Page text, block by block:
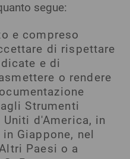
segue:
e compreso
di rispettare
e di
o rendere
Strumenti
d'America, in
Giappone, nel
Paesi o a